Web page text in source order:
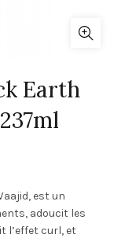
Earth
est un
adoucit les
l’effet curl, et